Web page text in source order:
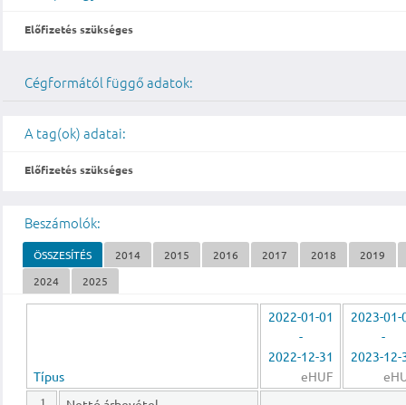
Előfizetés szükséges
Cégformától függő adatok:
A tag(ok) adatai:
Előfizetés szükséges
Beszámolók:
ÖSSZESÍTÉS 2014 2015 2016 2017 2018
2019
2024
2025
Típus
2022-01-01
-
2022-12-31
eHUF
2023-01-
-
2023-12-